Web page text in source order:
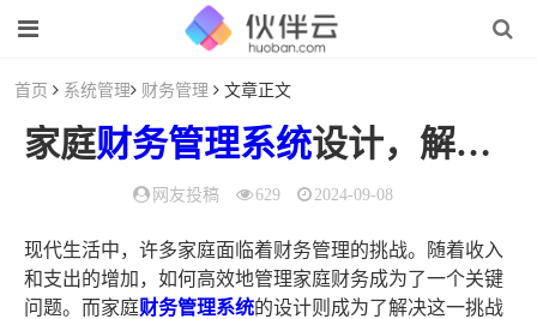
首页 系统管理 财务管理 文章正文
家庭财务管理系统设计，解锁财富增长的钥匙
网友投稿 629 2024-09-08
现代生活中，许多家庭面临着财务管理的挑战。随着收入
和支出的增加，如何高效地管理家庭财务成为了一个关键
问题。而家庭财务管理系统的设计则成为了解决这一挑战